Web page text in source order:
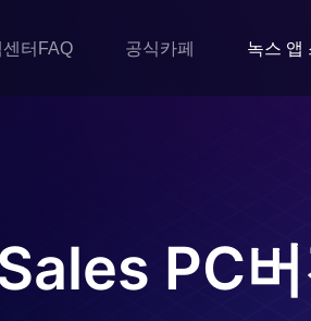
센터FAQ 공식카페 녹스 앱
PC